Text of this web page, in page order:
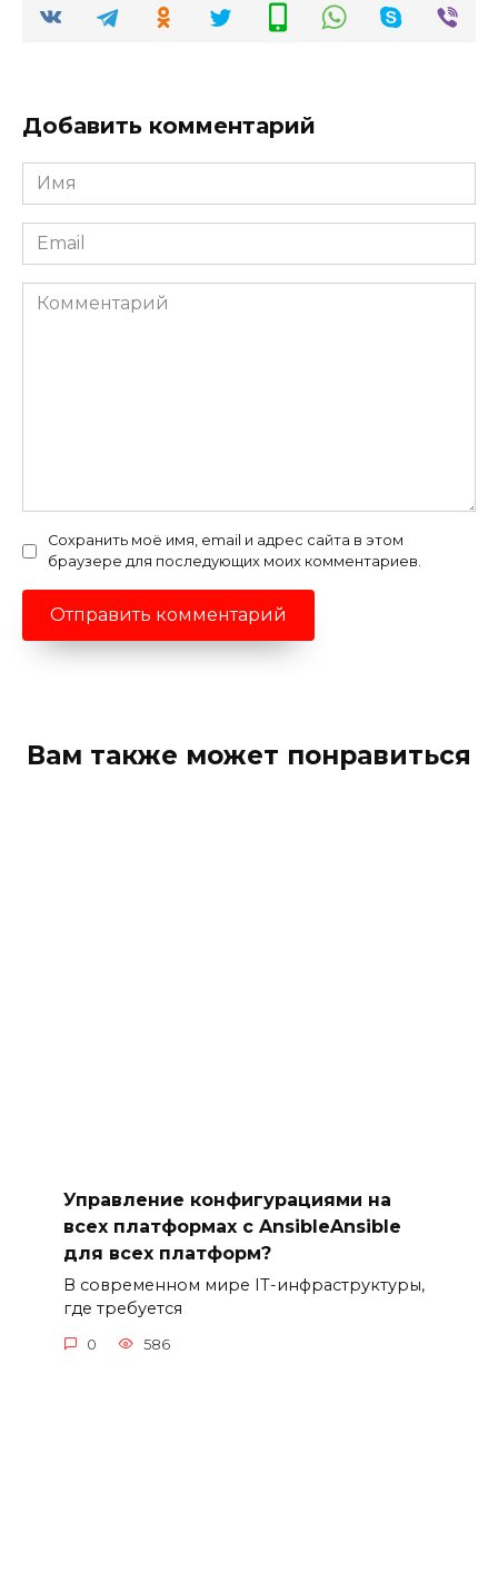
Добавить комментарий
Имя
*
Email
*
Комментарий
Сохранить моё имя, email и адрес сайта в этом
браузере для последующих моих комментариев.
Вам также может понравиться
Управление конфигурациями на
всех платформах с AnsibleAnsible
для всех платформ?
В современном мире IT-инфраструктуры,
где требуется
0 586